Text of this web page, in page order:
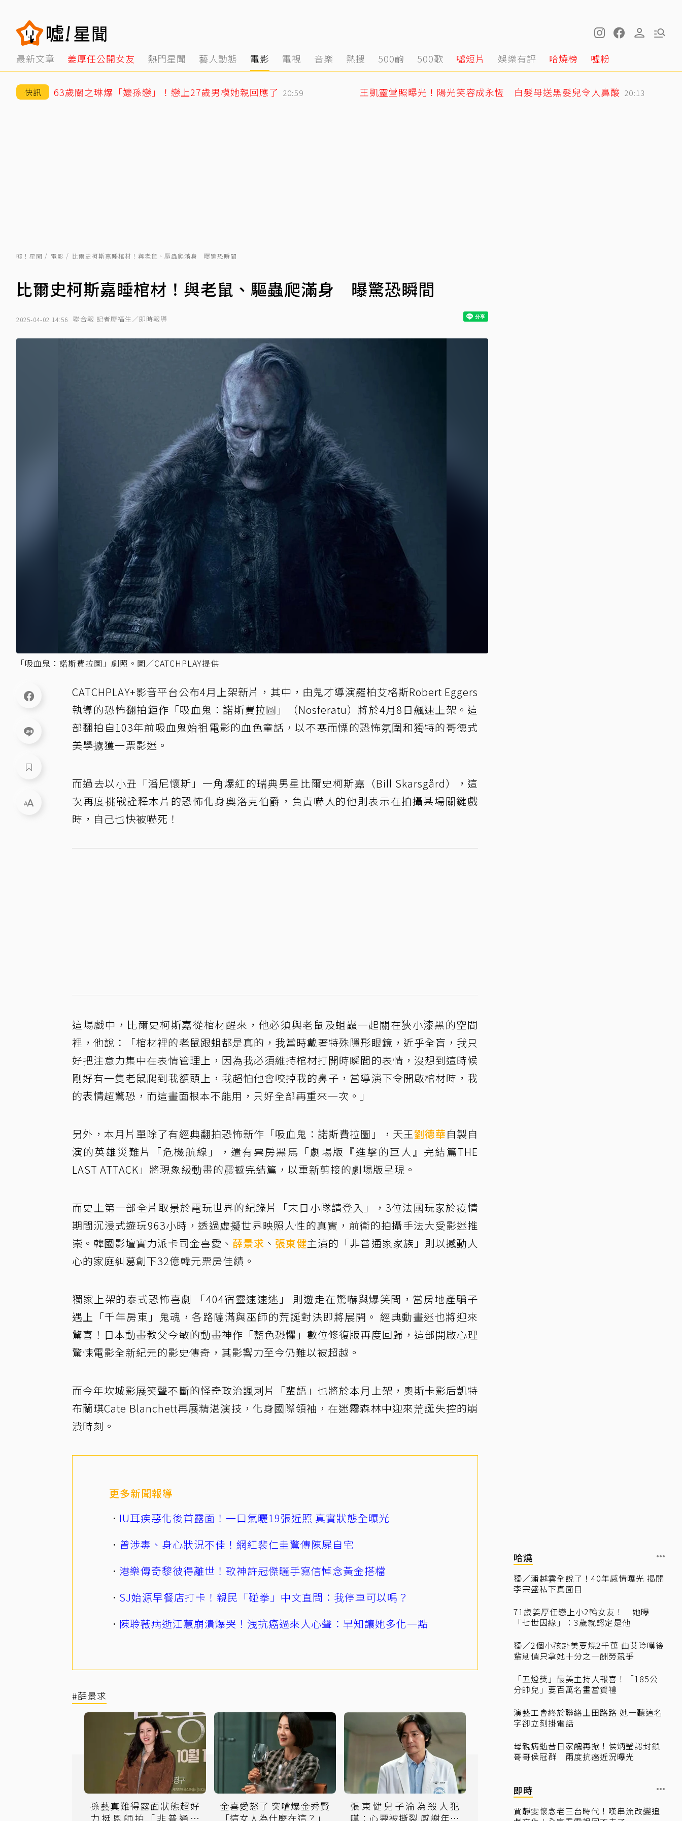
最新文章 姜厚任公開女友 熱門星聞 藝人動態 電影 電視 音樂 熱搜 500齣 500歌 噓短片 娛樂有評 哈燒榜 噓粉
快訊 63歲關之琳爆「嬤孫戀」！戀上27歲男模她親回應了 20:59 王凱靈堂照曝光！陽光笑容成永恆 白髮母送黑髮兒令人鼻酸 20:13
噓！星聞 電影 比爾史柯斯嘉睡棺材！與老鼠、驅蟲爬滿身 曝驚恐瞬間
比爾史柯斯嘉睡棺材！與老鼠、驅蟲爬滿身 曝驚恐瞬間
2025-04-02 14:56 聯合報 記者廖福生／即時報導
「吸血鬼：諾斯費拉圖」劇照。圖／CATCHPLAY提供
CATCHPLAY+影音平台公布4月上架新片，其中，由鬼才導演羅柏艾格斯Robert Eggers
執導的恐怖翻拍鉅作「吸血鬼：諾斯費拉圖」（Nosferatu）將於4月8日飆速上架。這
部翻拍自103年前吸血鬼始祖電影的血色童話，以不寒而慄的恐怖氛圍和獨特的哥德式
美學擄獲一票影迷。
而過去以小丑「潘尼懷斯」一角爆紅的瑞典男星比爾史柯斯嘉（Bill Skarsgård），這
次再度挑戰詮釋本片的恐怖化身奧洛克伯爵，負責嚇人的他則表示在拍攝某場關鍵戲
時，自己也快被嚇死！
這場戲中，比爾史柯斯嘉從棺材醒來，他必須與老鼠及蛆蟲一起關在狹小漆黑的空間
裡，他說：「棺材裡的老鼠跟蛆都是真的，我當時戴著特殊隱形眼鏡，近乎全盲，我只
好把注意力集中在表情管理上，因為我必須維持棺材打開時瞬間的表情，沒想到這時候
剛好有一隻老鼠爬到我額頭上，我超怕他會咬掉我的鼻子，當導演下令開啟棺材時，我
的表情超驚恐，而這畫面根本不能用，只好全部再重來一次。」
另外，本月片單除了有經典翻拍恐怖新作「吸血鬼：諾斯費拉圖」，天王劉德華自製自
演的英雄災難片「危機航線」，還有票房黑馬「劇場版『進擊的巨人』完結篇THE
LAST ATTACK」將現象級動畫的震撼完結篇，以重新剪接的劇場版呈現。
而史上第一部全片取景於電玩世界的紀錄片「末日小隊請登入」，3位法國玩家於疫情
期間沉浸式遊玩963小時，透過虛擬世界映照人性的真實，前衛的拍攝手法大受影迷推
崇。韓國影壇實力派卡司金喜愛、 薛景求 、 張東健主演的「非普通家家族」則以撼動人
心的家庭糾葛創下32億韓元票房佳績。
獨家上架的泰式恐怖喜劇 「404宿靈速速逃」 則遊走在驚嚇與爆笑間，當房地產騙子
遇上「千年房東」鬼魂，各路薩滿與巫師的荒誕對決即將展開。 經典動畫迷也將迎來
驚喜！日本動畫教父今敏的動畫神作「藍色恐懼」數位修復版再度回歸，這部開啟心理
驚悚電影全新紀元的影史傳奇，其影響力至今仍難以被超越。
而今年坎城影展笑聲不斷的怪奇政治諷刺片「蜚語」也將於本月上架，奧斯卡影后凱特
布蘭琪Cate Blanchett再展精湛演技，化身國際領袖，在迷霧森林中迎來荒誕失控的崩
潰時刻。
更多新聞報導
IU耳疾惡化後首露面！一口氣曬19張近照 真實狀態全曝光
曾涉毒、身心狀況不佳！網紅裴仁圭驚傳陳屍自宅
港樂傳奇黎彼得離世！歌神許冠傑曬手寫信悼念黃金搭檔
SJ始源早餐店打卡！親民「碰拳」中文直問：我停車可以嗎？
陳聆薇病逝江蕙崩潰爆哭！洩抗癌過來人心聲：早知讓她多化一點
#薛景求
孫藝真難得露面狀態超好
力挺恩師拍「非普通家
金喜愛怒了 突嗆爆金秀賢
「這女人為什麼在這？」
張東健兒子淪為殺人犯
嘆：心要被撕裂 感謝年上
哈燒
獨／潘越雲全說了！40年感情曝光 揭開
李宗盛私下真面目
71歲姜厚任戀上小2輪女友！ 她曝
「七世因緣」：3歲就認定是他
獨／2個小孩赴美要燒2千萬 曲艾玲嘆後
輩削價只拿她十分之一酬勞競爭
「五燈獎」最美主持人報喜！「185公
分帥兒」要百萬名畫當賀禮
演藝工會終於聯絡上田路路 她一聽這名
字卻立刻掛電話
母親病逝昔日家醜再掀！侯炳瑩認封鎖
哥哥侯冠群 兩度抗癌近況曝光
即時
賈靜雯懷念老三台時代！嘆串流改變追